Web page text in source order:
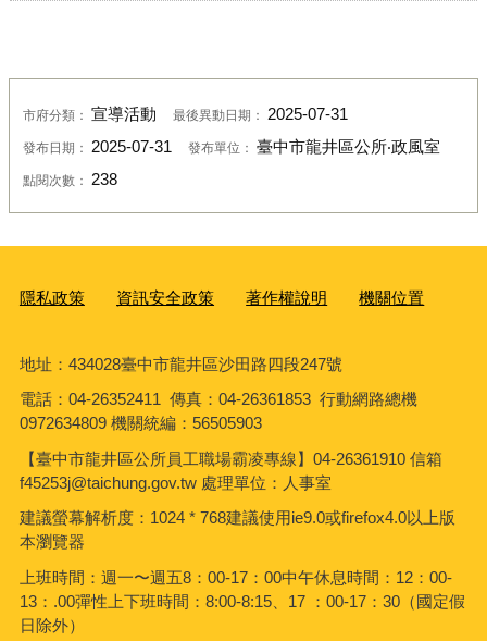
市府分類： 宣導活動 最後異動日期： 2025-07-31
發布日期： 2025-07-31 發布單位： 臺中市龍井區公所‧政風室
點閱次數： 238
隱私政策 資訊安全政策 著作權說明 機關位置
地址：434028臺中市龍井區沙田路四段247號
電話：04-26352411 傳真：04-26361853 行動網路總機
0972634809 機關統編：56505903
【臺中市龍井區公所員工職場霸凌專線】04-26361910 信箱
f45253j@taichung.gov.tw 處理單位：人事室
建議螢幕解析度：1024 * 768建議使用ie9.0或firefox4.0以上版
本瀏覽器
上班時間：週一〜週五8：00-17：00中午休息時間：12：00-
13：.00彈性上下班時間：8:00-8:15、17 ：00-17：30（國定假
日除外）